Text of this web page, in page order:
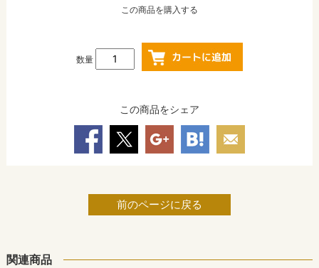
この商品を購入する
数量
この商品をシェア
前のページに戻る
関連商品